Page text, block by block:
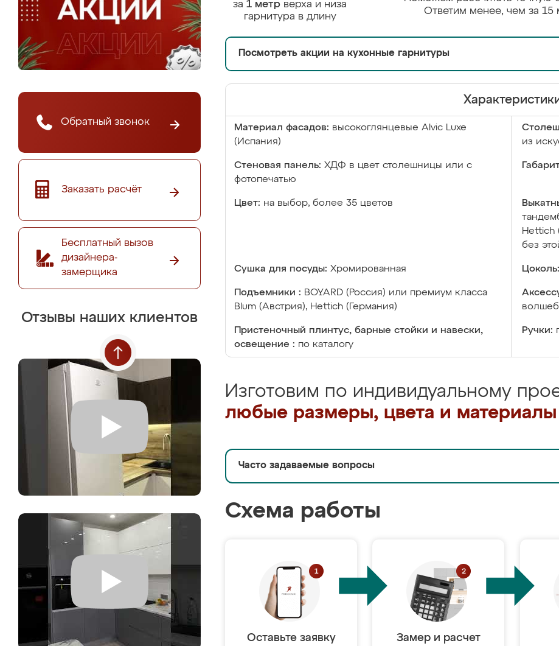
Обратный звонок
Заказать расчёт
Бесплатный вызов
дизайнера-
замерщика
Отзывы наших клиентов
за 1 метр верха и низа
гарнитура в длину
Ответим менее, чем за 15
Посмотреть акции на кухонные гарнитуры
Материал фасадов: высокоглянцевые Аlvic Luxe
(Испания)
из
Стеновая панель: ХДФ в цвет столешницы или с
фотопечатью
Цвет: на выбор, более 35 цветов
Hettich
без
Сушка для посуды: Хромированная Цоколь:
Подъемники : BOYARD (Россия) или премиум класса
Blum (Австрия), Hettich (Германия)
Пристеночный плинтус, барные стойки и навески,
освещение : по каталогу
Ручки:
Изготовим по индивидуальному
любые размеры, цвета и материалы
Часто задаваемые вопросы
Схема работы
Оставьте заявку Замер и расчет